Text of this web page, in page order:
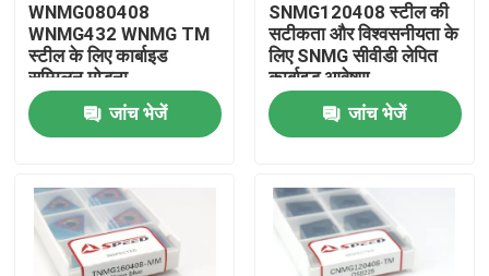
होम
उत्पाद
वीडियो
WNMG080408
WNMG432 WNMG TM
स्टील के लिए कार्बाइड
सम्मिलन मोड़ना
जांच भेजें
SNMG120408 स्टील की
सटीकता और विश्वसनीयता के
लिए SNMG सीवीडी लेपित
कार्बाइड आवेषण
जांच भेजें